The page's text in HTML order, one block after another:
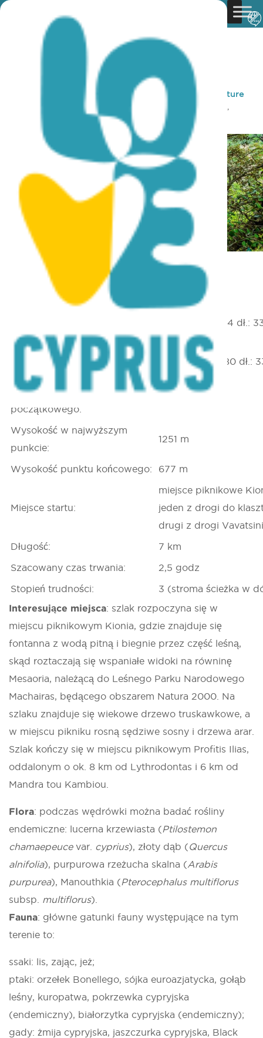
Home Discover Cyprus» Nature
Nature
Kionia – Profitis Ilias (liniowy) – Rejon Nikozja,
Leśna Ścieżka Przyrodnicza Machairas
Kionia – Profitis Ilias (liniowy) –
Rejon Nikozja, Leśna Ścieżka
Przyrodnicza Machairas
szer.: 34.920214 dł.:
Współrzędne GPS punktu
końcowego:
szer.: 34.933480 dł.:
Wysokość punktu
początkowego:
Wysokość w najwyższym
punkcie:
1251 m
Wysokość punktu końcowego: 677 m
Miejsce startu:
miejsce piknikowe
jeden z drogi do
drugi z drogi
Długość:
7 km
Szacowany czas trwania:
2,5 godz
Stopień trudności:
3 (stroma ścieżka w
Interesujące miejsca: szlak rozpoczyna się w
miejscu piknikowym Kionia, gdzie znajduje się
fontanna z wodą pitną i biegnie przez część leśną,
skąd roztaczają się wspaniałe widoki na równinę
Mesaoria, należącą do Leśnego Parku Narodowego
Machairas, będącego obszarem Natura 2000. Na
szlaku znajduje się wiekowe drzewo truskawkowe, a
w miejscu pikniku rosną sędziwe sosny i drzewa arar.
Szlak kończy się w miejscu piknikowym Profitis Ilias,
oddalonym o ok. 8 km od Lythrodontas i 6 km od
Mandra tou Kambiou.
Flora: podczas wędrówki można badać rośliny
endemiczne: lucerna krzewiasta (Ptilostemon
chamaepeucevar. cyprius), złoty dąb (Quercus
alnifolia), purpurowa rzeżucha skalna (Arabis
purpurea), Manouthkia (Pterocephalus multiflorus
subsp.
multiflorus).
Fauna: główne gatunki fauny występujące na tym
terenie to:
ssaki: lis, zając, jeż;
ptaki: orzełek Bonellego, sójka euroazjatycka, gołąb
leśny, kuropatwa, pokrzewka cypryjska
(endemiczny), białorzytka cypryjska (endemiczny);
gady: żmija cypryjska, jaszczurka cypryjska, Black